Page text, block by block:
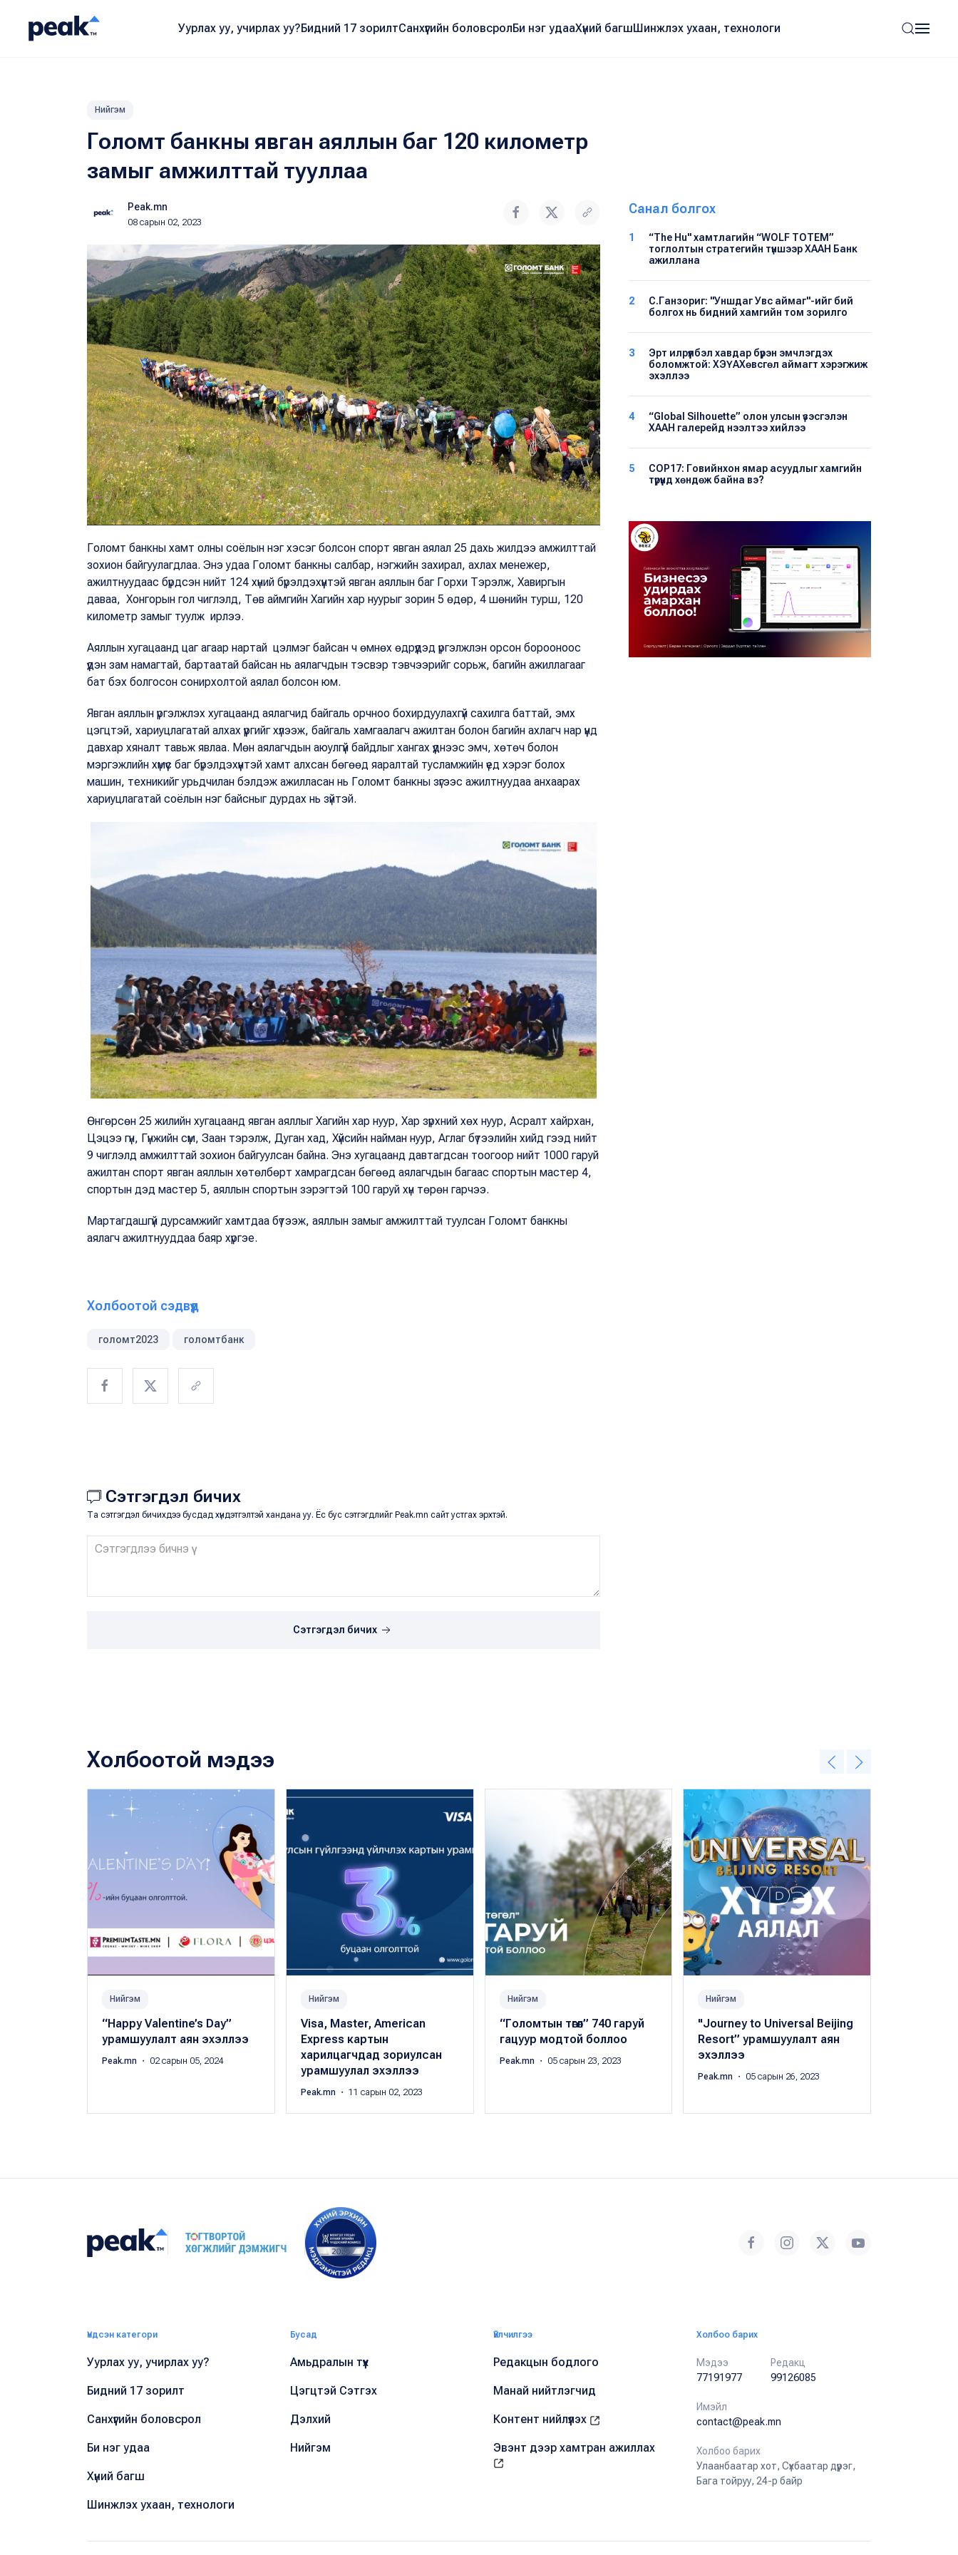
Уурлах уу, учирлах уу?Бидний 17 зорилтСанхүүгийн боловсролБи нэг удааХүний багшШинжлэх ухаан, технологи
Нийгэм
Голомт банкны явган аяллын баг 120 километр
замыг амжилттай тууллаа
Peak.mn
08 сарын 02, 2023
Голомт банкны хамт олны соёлын нэг хэсэг болсон спорт явган аялал 25 дахь жилдээ амжилттай
зохион байгуулагдлаа. Энэ удаа Голомт банкны салбар, нэгжийн захирал, ахлах менежер,
ажилтнуудаас бүрдсэн нийт 124 хүний бүрэлдэхүүнтэй явган аяллын баг Горхи Тэрэлж, Хавиргын
даваа, Хонгорын гол чиглэлд, Төв аймгийн Хагийн хар нуурыг зорин 5 өдөр, 4 шөнийн турш, 120
километр замыг туулж ирлээ.
Аяллын хугацаанд цаг агаар нартай цэлмэг байсан ч өмнөх өдрүүдэд үргэлжлэн орсон борооноос
үүдэн зам намагтай, бартаатай байсан нь аялагчдын тэсвэр тэвчээрийг сорьж, багийн ажиллагааг
бат бэх болгосон сонирхолтой аялал болсон юм.
Явган аяллын үргэлжлэх хугацаанд аялагчид байгаль орчноо бохирдуулахгүй сахилга баттай, эмх
цэгцтэй, хариуцлагатай алхах үүргийг хүлээж, байгаль хамгаалагч ажилтан болон багийн ахлагч нар үүнд
давхар хяналт тавьж явлаа. Мөн аялагчдын аюулгүй байдлыг хангах үүднээс эмч, хөтөч болон
мэргэжлийн хүмүүс баг бүрэлдэхүүнтэй хамт алхсан бөгөөд яаралтай тусламжийн үед хэрэг болох
машин, техникийг урьдчилан бэлдэж ажилласан нь Голомт банкны зүгээс ажилтнуудаа анхаарах
хариуцлагатай соёлын нэг байсныг дурдах нь зүйтэй.
Өнгөрсөн 25 жилийн хугацаанд явган аяллыг Хагийн хар нуур, Хар зүрхний хөх нуур, Асралт хайрхан,
Цэцээ гүн, Гүнжийн сүм, Заан тэрэлж, Дуган хад, Хүйсийн найман нуур, Аглаг бүтээлийн хийд гээд нийт
9 чиглэлд амжилттай зохион байгуулсан байна. Энэ хугацаанд давтагдсан тоогоор нийт 1000 гаруй
ажилтан спорт явган аяллын хөтөлбөрт хамрагдсан бөгөөд аялагчдын багаас спортын мастер 4,
спортын дэд мастер 5, аяллын спортын зэрэгтэй 100 гаруй хүн төрөн гарчээ.
Мартагдашгүй дурсамжийг хамтдаа бүтээж, аяллын замыг амжилттай туулсан Голомт банкны
аялагч ажилтнууддаа баяр хүргэе.
Холбоотой сэдвүүд
голомт2023 голомтбанк
Сэтгэгдэл бичих
Та сэтгэгдэл бичихдээ бусдад хүндэтгэлтэй хандана уу. Ёс бус сэтгэгдлийг Peak.mn сайт устгах эрхтэй.
Сэтгэгдэл бичих
Санал болгох
1
“The Hu" хамтлагийн “WOLF TOTEM”
тоглолтын стратегийн түншээр ХААН Банк
ажиллана
2
С.Ганзориг: "Уншдаг Увс аймаг"-ийг бий
болгох нь бидний хамгийн том зорилго
3
Эрт илрүүлбэл хавдар бүрэн эмчлэгдэх
боломжтой: ХЭҮА​Хөвсгөл аймагт хэрэгжиж
эхэллээ
4
“Global Silhouette” олон улсын үзэсгэлэн
ХААН галерейд нээлтээ хийлээ
5
COP17: Говийнхон ямар асуудлыг хамгийн
түрүүнд хөндөж байна вэ?
Холбоотой мэдээ
Нийгэм
“Happy Valentine’s Day”
урамшуулалт аян эхэллээ
Peak.mn ・ 02 сарын 05, 2024
Нийгэм
Visa, Master, American
Express картын
харилцагчдад зориулсан
урамшуулал эхэллээ
Peak.mn ・ 11 сарын 02, 2023
Нийгэм
“Голомтын төгөл” 740 гаруй
гацуур модтой боллоо
Peak.mn ・ 05 сарын 23, 2023
Нийгэм
"Journey to Universal Beijing
Resort” урамшуулалт аян
эхэллээ
Peak.mn ・ 05 сарын 26, 2023
Үндсэн категори
Уурлах уу, учирлах уу?
Бидний 17 зорилт
Санхүүгийн боловсрол
Би нэг удаа
Хүний багш
Шинжлэх ухаан, технологи
Бусад
Амьдралын түүх
Цэгцтэй Сэтгэх
Дэлхий
Нийгэм
Үйлчилгээ
Редакцын бодлого
Манай нийтлэгчид
Контент нийлүүлэх
Эвэнт дээр хамтран ажиллах
Холбоо барих
Мэдээ
77191977
Редакц
99126085
Имэйл
contact@peak.mn
Холбоо барих
Улаанбаатар хот, Сүхбаатар дүүрэг,
Бага тойруу, 24-р байр